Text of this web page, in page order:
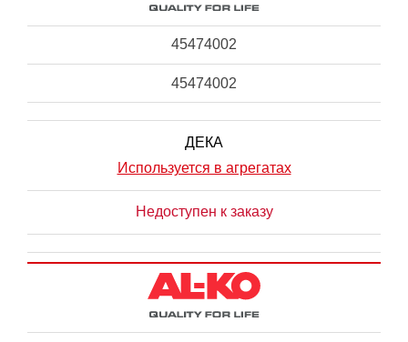
45474002
45474002
ДЕКА
Используется в агрегатах
Недоступен к заказу